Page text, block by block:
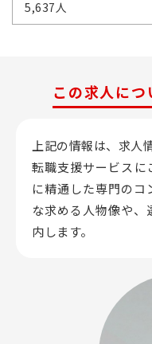
5,637人
この求人につ
上記の情報は、求人
転職支援サービスに
に精通した専門のコ
な求める人物像や
内します。